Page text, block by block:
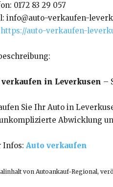
0172 83 29 057
info@auto-verkaufen-
https://auto-verkaufen-
verkaufen in Leverkusen –
Sie Ihr Auto in
Abwicklung
Infos: Auto verkaufen
von Autoankauf-Regional,